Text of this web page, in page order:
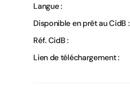
Langue :
Disponible en prêt au CidB :
Réf. CidB :
Lien de téléchargement :